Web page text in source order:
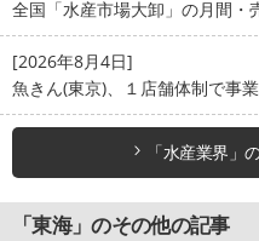
全国「水産市場大卸」の月間・
[2026年8月4日]
魚きん(東京)、１店舗体制で事
「水産業界」
「東海」のその他の記事